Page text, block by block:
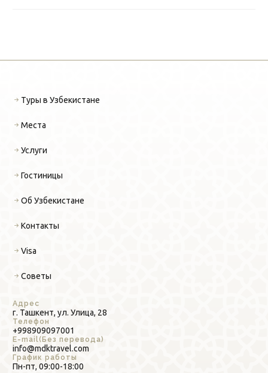
Адрес
г. Ташкент, ул. Улица, 28
Телефон
+998909097001
E-mail(Без перевода)
info@mdktravel.com
График работы
Пн-пт, 09:00-18:00
Туры в Узбекистане
Места
Услуги
Гостиницы
Об Узбекистане
Контакты
Visa
Советы